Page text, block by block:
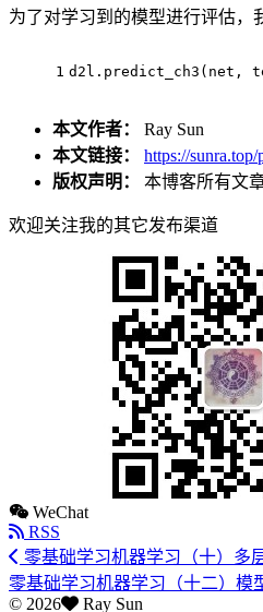
为了对学习到的模型进行评估，
1 d2l.predict_ch3(net,
本文作者：
Ray Sun
本文链接：
https://sunra.top/
版权声明：
本博客所有文
欢迎关注我的其它发布渠道
WeChat
RSS
零基础学习机器学习（十）多
零基础学习机器学习（十二）模
© 2026 Ray Sun